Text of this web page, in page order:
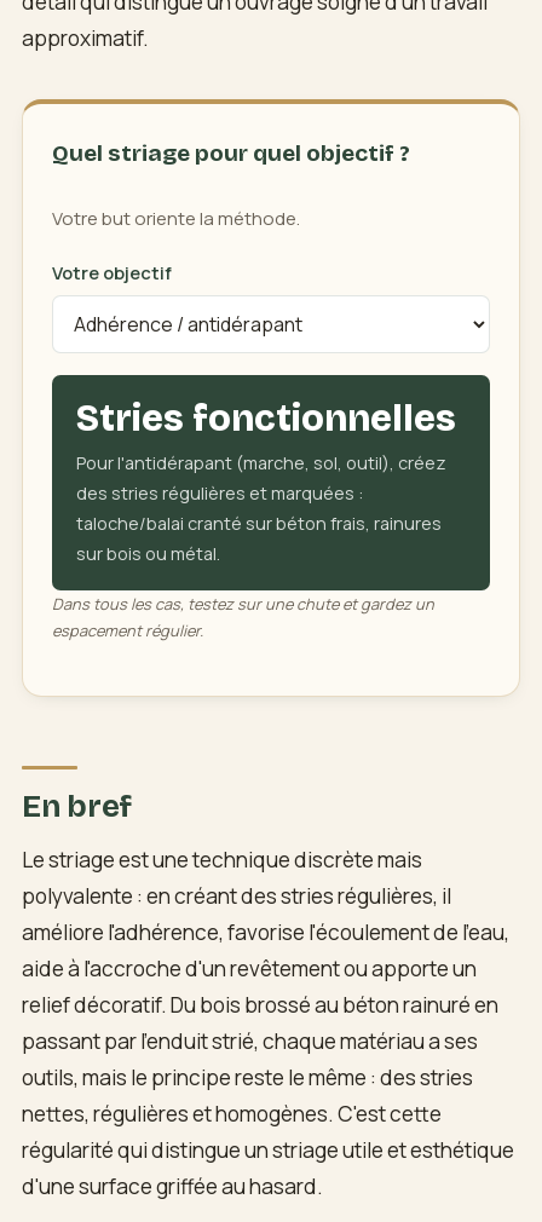
approximatif.
Quel striage pour quel objectif ?
Votre but oriente la méthode.
Votre objectif
Stries fonctionnelles
Pour l'antidérapant (marche, sol, outil), créez
des stries régulières et marquées :
taloche/balai cranté sur béton frais, rainures
sur bois ou métal.
Dans tous les cas, testez sur une chute et gardez un
espacement régulier.
En bref
Le striage est une technique discrète mais
polyvalente : en créant des stries régulières, il
améliore l'adhérence, favorise l'écoulement de l'eau,
aide à l'accroche d'un revêtement ou apporte un
relief décoratif. Du bois brossé au béton rainuré en
passant par l'enduit strié, chaque matériau a ses
outils, mais le principe reste le même : des stries
nettes, régulières et homogènes. C'est cette
régularité qui distingue un striage utile et esthétique
d'une surface griffée au hasard.